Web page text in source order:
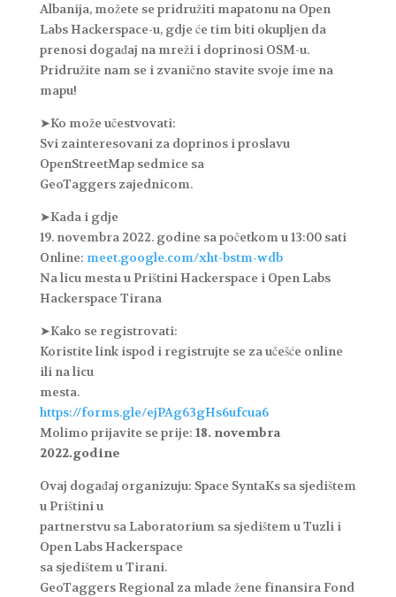
Albanija, možete se pridružiti mapatonu na Open
Labs Hackerspace-u, gdje će tim biti okupljen da
prenosi događaj na mreži i doprinosi OSM-u.
Pridružite nam se i zvanično stavite svoje ime na
mapu!
➤Ko može učestvovati:
Svi zainteresovani za doprinos i proslavu
OpenStreetMap sedmice sa
GeoTaggers zajednicom.
➤Kada i gdje
19. novembra 2022. godine sa početkom u 13:00 sati
Online: meet.google.com/xht-bstm-wdb
Na licu mesta u Prištini Hackerspace i Open Labs
Hackerspace Tirana
➤Kako se registrovati:
Koristite link ispod i registrujte se za učešće online
ili na licu
mesta.
https://forms.gle/ejPAg63gHs6ufcua6
Molimo prijavite se prije: 18. novembra
2022.godine
Ovaj događaj organizuju: Space SyntaKs sa sjedištem
u Prištini u
partnerstvu sa Laboratorium sa sjedištem u Tuzli i
Open Labs Hackerspace
sa sjedištem u Tirani.
GeoTaggers Regional za mlade žene finansira Fond